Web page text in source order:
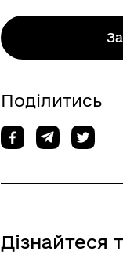
Поділитись
Дізнайтеся